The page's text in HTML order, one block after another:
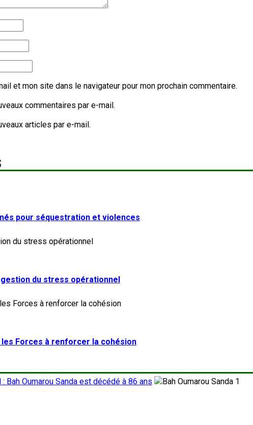
et mon site dans le navigateur pour mon prochain commentaire.
commentaires par e-mail.
articles par e-mail.
pour séquestration et violences
du stress opérationnel
les Forces à renforcer la cohésion
Bah Oumarou Sanda est décédé à 86 ans
1